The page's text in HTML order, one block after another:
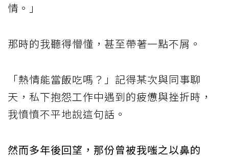
情。」
那時的我聽得懵懂，甚至帶著一點不屑。
「熱情能當飯吃嗎？」記得某次與同事聊
天，私下抱怨工作中遇到的疲憊與挫折時，
我憤憤不平地說這句話。
然而多年後回望，那份曾被我嗤之以鼻的